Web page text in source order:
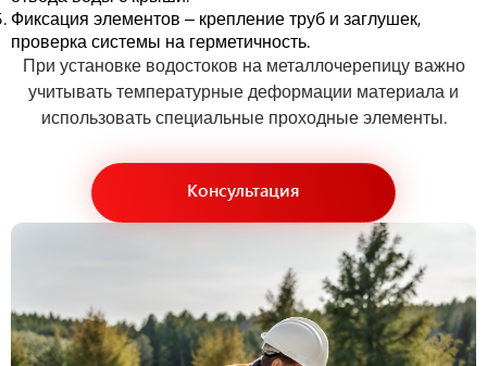
Фиксация элементов – крепление труб и заглушек,
проверка системы на герметичность.
При установке водостоков на металлочерепицу важно
учитывать температурные деформации материала и
использовать специальные проходные элементы.
Консультация